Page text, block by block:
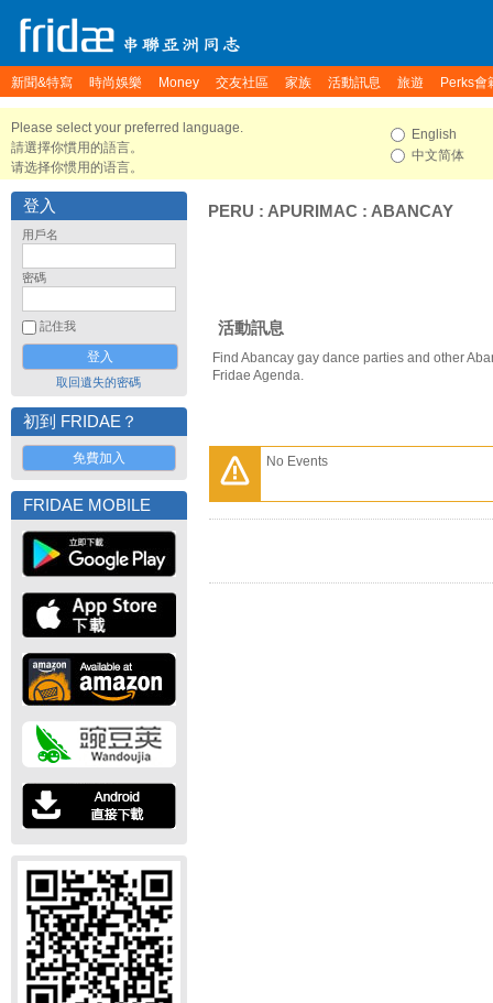
新聞&特寫 時尚娛樂 Money 交友社區 家族 活動訊息 旅遊 Perks會
Please select your preferred language.
請選擇你慣用的語言。
请选择你惯用的语言。
English
中文简体
登入
用戶名
密碼
記住我
取回遺失的密碼
初到 FRIDAE？
免費加入
FRIDAE MOBILE
PERU : APURIMAC : ABANCAY
活動訊息
Find Abancay gay dance parties and other
Fridae Agenda.
No Events